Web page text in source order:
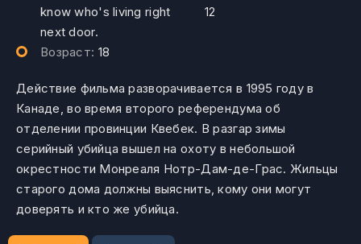
know who's living right
next door.
12
Возраст: 18
Действие фильма разворачивается в 1995 году в
Канаде, во время второго референдума об
отделении провинции Квебек. В разгар зимы
серийный убийца вышел на охоту в небольшой
окрестности Монреаля Нотр-Дам-де-Грас. Жильцы
старого дома должны выяснить, кому они могут
доверять и кто же убийца.